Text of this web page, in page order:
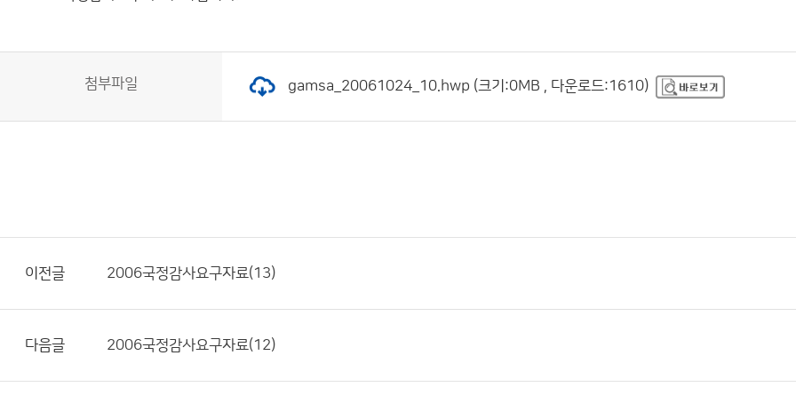
첨부파일 gamsa_20061024_10.hwp (크기:0MB , 다운로드:1610)
이전글 2006국정감사요구자료(13)
다음글 2006국정감사요구자료(12)